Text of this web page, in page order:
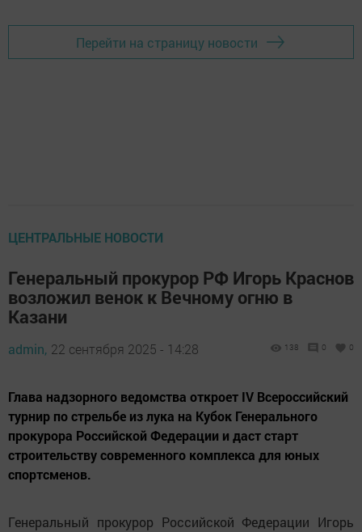
Перейти на страницу новости
ЦЕНТРАЛЬНЫЕ НОВОСТИ
Генеральный прокурор РФ Игорь Краснов
возложил венок к Вечному огню в
Казани
admin, 22 сентября 2025 - 14:28 138 0 0
Глава надзорного ведомства откроет IV Всероссийский
турнир по стрельбе из лука на Кубок Генерального
прокурора Российской Федерации и даст старт
строительству современного комплекса для юных
спортсменов.
Генеральный прокурор Российской Федерации Игорь